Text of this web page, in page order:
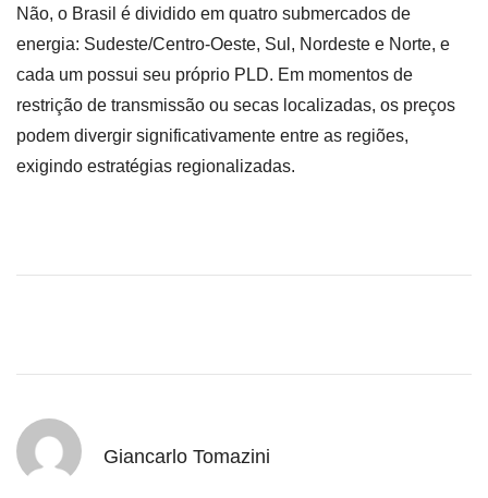
Não, o Brasil é dividido em quatro submercados de
energia: Sudeste/Centro-Oeste, Sul, Nordeste e Norte, e
cada um possui seu próprio PLD. Em momentos de
restrição de transmissão ou secas localizadas, os preços
podem divergir significativamente entre as regiões,
exigindo estratégias regionalizadas.
Giancarlo Tomazini